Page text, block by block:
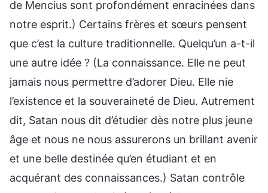
de Mencius sont profondément enracinées dans
notre esprit.) Certains frères et sœurs pensent
que c’est la culture traditionnelle. Quelqu’un a-t-il
une autre idée ? (La connaissance. Elle ne peut
jamais nous permettre d’adorer Dieu. Elle nie
l’existence et la souveraineté de Dieu. Autrement
dit, Satan nous dit d’étudier dès notre plus jeune
âge et nous ne nous assurerons un brillant avenir
et une belle destinée qu’en étudiant et en
acquérant des connaissances.) Satan contrôle